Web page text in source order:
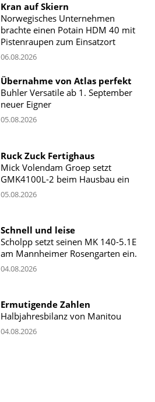
Kran auf Skiern
Norwegisches Unternehmen
brachte einen Potain HDM 40 mit
Pistenraupen zum Einsatzort
06.08.2026
Übernahme von Atlas perfekt
Buhler Versatile ab 1. September
neuer Eigner
05.08.2026
Ruck Zuck Fertighaus
Mick Volendam Groep setzt
GMK4100L-2 beim Hausbau ein
05.08.2026
Schnell und leise
Scholpp setzt seinen MK 140-5.1E
am Mannheimer Rosengarten ein.
04.08.2026
Ermutigende Zahlen
Halbjahresbilanz von Manitou
04.08.2026